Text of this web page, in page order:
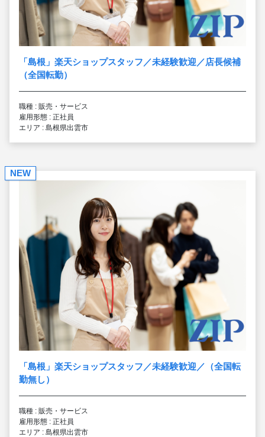
「島根」楽天ショップスタッフ／未経験歓迎／店長候補
（全国転勤）
職種 : 販売・サービス
雇用形態 : 正社員
エリア : 島根県出雲市
NEW
「島根」楽天ショップスタッフ／未経験歓迎／（全国転
勤無し）
職種 : 販売・サービス
雇用形態 : 正社員
エリア : 島根県出雲市